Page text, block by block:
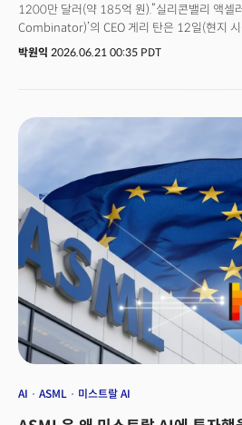
1200만 달러(약 185억 원).”실리콘밸리 액셀
Combinator)’의 CEO 게리 탄은 12일(현지
계산을 올렸다. 근거는 이렇다. 2026년 6월 현
손실을 보고 있는 것으로 나온다. 500만 명의
못함으로써 실리콘밸리의 생산성이 1시간에
주장이다. 최첨단 AI 모델이 관련 산업에 미치
보여주는 단적인 사례다.
박원익 2026.06.21 00:35 PDT
AI ASML 미스트랄 AI